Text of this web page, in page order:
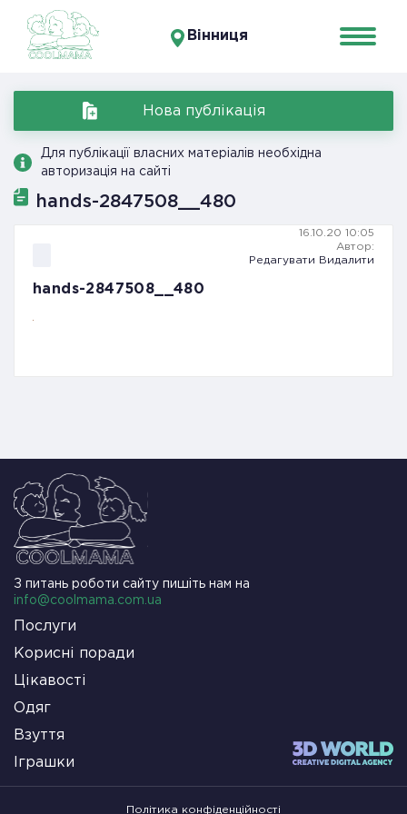
Вінниця
Нова публікація
Для публікації власних матеріалів необхідна
авторизація на сайті
hands-2847508__480
16.10.20 10:05
Автор:
Редагувати
Видалити
hands-2847508__480
З питань роботи сайту пишіть нам на
info@coolmama.com.ua
Послуги
Корисні поради
Цікавості
Одяг
Взуття
Іграшки
Політика конфіденційності